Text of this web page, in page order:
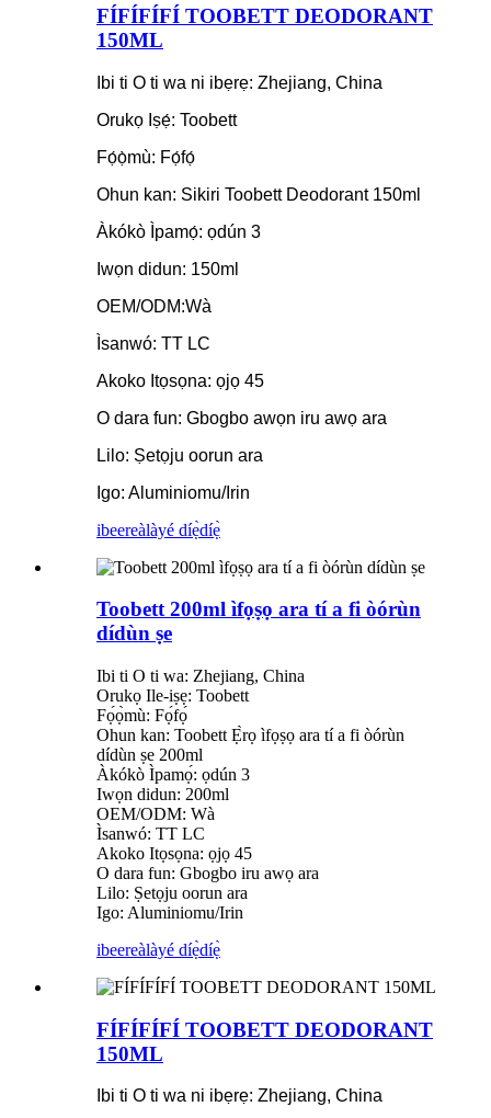
FÍFÍFÍFÍ TOOBETT DEODORANT
150ML
Ibi ti O ti wa ni ibẹrẹ: Zhejiang, China
Orukọ Iṣẹ́: Toobett
Fọ́ọ̀mù: Fọ́fọ́
Ohun kan: Sikiri Toobett Deodorant 150ml
Àkókò Ìpamọ́: ọdún 3
Iwọn didun: 150ml
OEM/ODM:Wà
Ìsanwó: TT LC
Akoko Itọsọna: ọjọ 45
O dara fun: Gbogbo awọn iru awọ ara
Lilo: Ṣetọju oorun ara
Igo: Aluminiomu/Irin
ibeereàlàyé díẹ̀díẹ̀
Toobett 200ml ìfọṣọ ara tí a fi òórùn
dídùn ṣe
Ibi ti O ti wa: Zhejiang, China
Orukọ Ile-iṣẹ: Toobett
Fọ́ọ̀mù: Fọ́fọ́
Ohun kan: Toobett Ẹ̀rọ ìfọṣọ ara tí a fi òórùn
dídùn ṣe 200ml
Àkókò Ìpamọ́: ọdún 3
Iwọn didun: 200ml
OEM/ODM: Wà
Ìsanwó: TT LC
Akoko Itọsọna: ọjọ 45
O dara fun: Gbogbo iru awọ ara
Lilo: Ṣetọju oorun ara
Igo: Aluminiomu/Irin
ibeereàlàyé díẹ̀díẹ̀
FÍFÍFÍFÍ TOOBETT DEODORANT
150ML
Ibi ti O ti wa ni ibẹrẹ: Zhejiang, China